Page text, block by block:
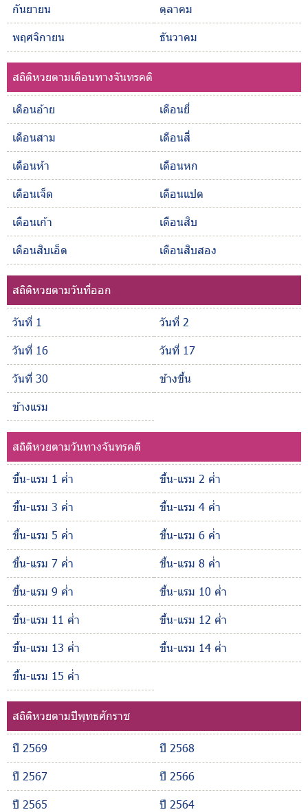
กันยายน
ตุลาคม
พฤศจิกายน
ธันวาคม
สถิติหวยตามเดือนทางจันทรคติ
เดือนอ้าย
เดือนยี่
เดือนสาม
เดือนสี่
เดือนห้า
เดือนหก
เดือนเจ็ด
เดือนแปด
เดือนเก้า
เดือนสิบ
เดือนสิบเอ็ด
เดือนสิบสอง
สถิติหวยตามวันที่ออก
วันที่ 1
วันที่ 2
วันที่ 16
วันที่ 17
วันที่ 30
ข้างขึ้น
ข้างแรม
สถิติหวยตามวันทางจันทรคติ
ขึ้น-แรม 1 ค่ำ
ขึ้น-แรม 2 ค่ำ
ขึ้น-แรม 3 ค่ำ
ขึ้น-แรม 4 ค่ำ
ขึ้น-แรม 5 ค่ำ
ขึ้น-แรม 6 ค่ำ
ขึ้น-แรม 7 ค่ำ
ขึ้น-แรม 8 ค่ำ
ขึ้น-แรม 9 ค่ำ
ขึ้น-แรม 10 ค่ำ
ขึ้น-แรม 11 ค่ำ
ขึ้น-แรม 12 ค่ำ
ขึ้น-แรม 13 ค่ำ
ขึ้น-แรม 14 ค่ำ
ขึ้น-แรม 15 ค่ำ
สถิติหวยตามปีพุทธศักราช
ปี 2569
ปี 2568
ปี 2567
ปี 2566
ปี 2565
ปี 2564